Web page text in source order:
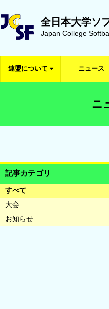
全日本大学ソ
Japan College
連盟について ニュース
ニ
記事カテゴリ
すべて
大会
お知らせ